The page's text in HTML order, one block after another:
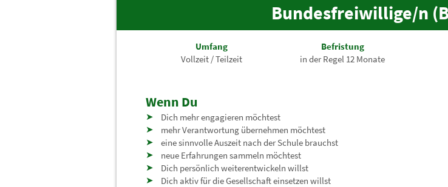
Bundesfreiwillige/n
Umfang
Vollzeit / Teilzeit
Befristung
in der Regel 12 Monate
Wenn Du
Dich mehr engagieren möchtest
mehr Verantwortung übernehmen möchtest
eine sinnvolle Auszeit nach der Schule brauchst
neue Erfahrungen sammeln möchtest
Dich persönlich weiterentwickeln willst
Dich aktiv für die Gesellschaft einsetzen willst